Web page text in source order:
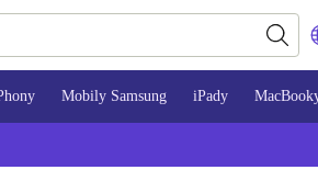
Mobily Samsung iPady